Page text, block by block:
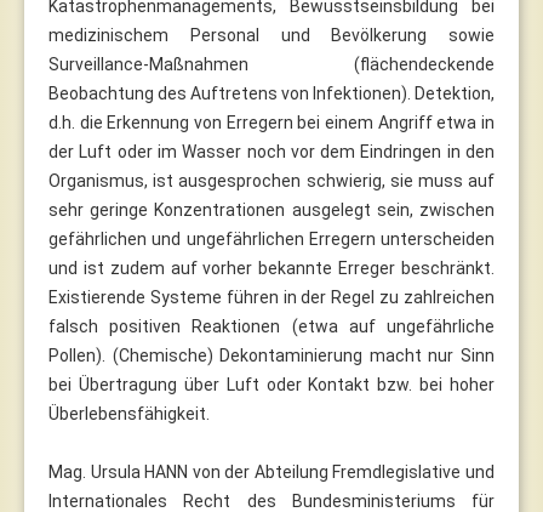
Katastrophenmanagements, Bewusstseinsbildung bei
medizinischem Personal und Bevölkerung sowie
Surveillance-Maßnahmen (flächendeckende
Beobachtung des Auftretens von Infektionen). Detektion,
d.h. die Erkennung von Erregern bei einem Angriff etwa in
der Luft oder im Wasser noch vor dem Eindringen in den
Organismus, ist ausgesprochen schwierig, sie muss auf
sehr geringe Konzentrationen ausgelegt sein, zwischen
gefährlichen und ungefährlichen Erregern unterscheiden
und ist zudem auf vorher bekannte Erreger beschränkt.
Existierende Systeme führen in der Regel zu zahlreichen
falsch positiven Reaktionen (etwa auf ungefährliche
Pollen). (Chemische) Dekontaminierung macht nur Sinn
bei Übertragung über Luft oder Kontakt bzw. bei hoher
Überlebensfähigkeit.
Mag. Ursula HANN von der Abteilung Fremdlegislative und
Internationales Recht des Bundesministeriums für